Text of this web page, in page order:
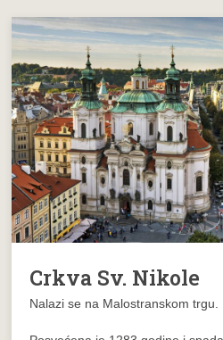
Crkva Sv. Nikole
Nalazi se na Malostranskom trgu.